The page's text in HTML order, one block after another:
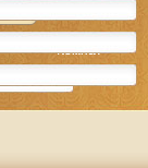
Комнат
Комнат